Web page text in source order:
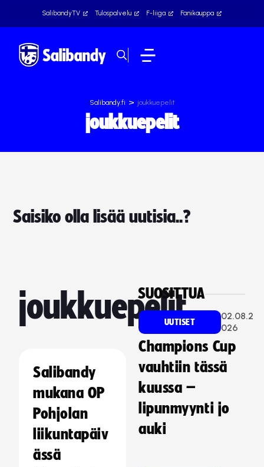
SalibandyTV Tulospalvelu F-liiga Fanikauppa
Salibandy.fi > joukkuepelit
joukkuepelit
Saisiko olla lisää uutisia..?
joukkuepelit
Salibandy
mukana OP
Pohjolan
liikuntapäiv
ässä
SUOSITTUA
UUTISET
02.08.2
026
Champions Cup
vauhtiin tässä
kuussa –
lipunmyynti jo
auki